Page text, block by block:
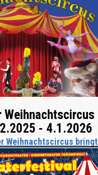
feiert am 20.12.2025
Metal-Event seine
St. Wendelin in
Thalheim.
die Energie des
Metal
Weihnachtscircus
- 4.1.2026
Weihnachtscircus bringt
Weihnachtszeit in die